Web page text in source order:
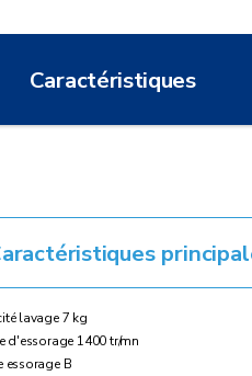
Caractéristiques
lavage 7 kg
d'essorage 1400 tr/mn
essorage B